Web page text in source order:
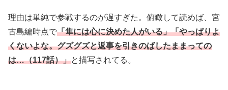
理由は単純で参戦するのが遅すぎた。俯瞰して読めば、宮
古島編時点で「隼には心に決めた人がいる」「やっぱりよ
くないよな。グズグズと返事を引きのばしたままっての
は…（117話）」と描写されてる。